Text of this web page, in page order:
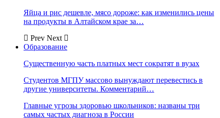
Яйца и рис дешевле, мясо дороже: как изменились цены
на продукты в Алтайском крае за…
Prev Next
Образование
Существенную часть платных мест сократят в вузах
Студентов МГПУ массово вынуждают перевестись в
другие университеты. Комментарий…
Главные угрозы здоровью школьников: названы три
самых частых диагноза в России